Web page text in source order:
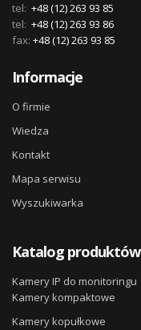
tel: +48 (12) 263 93 85
tel: +48 (12) 263 93 86
fax: +48 (12) 263 93 85
Informacje
O firmie
Wiedza
Kontakt
Mapa serwisu
Wyszukiwarka
Katalog produktów
Kamery IP do monitoringu
Kamery kompaktowe
Kamery kopułkowe